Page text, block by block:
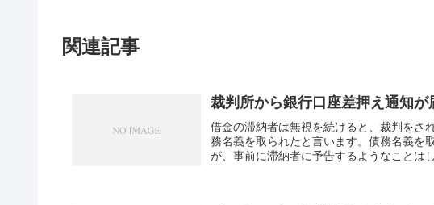
関連記事
裁判所から銀行口座差押え通知
借金の滞納者は無視を続けると、裁判を
務名義を取られたと言います。債務名義を
が、事前に滞納者に予告するようなことは